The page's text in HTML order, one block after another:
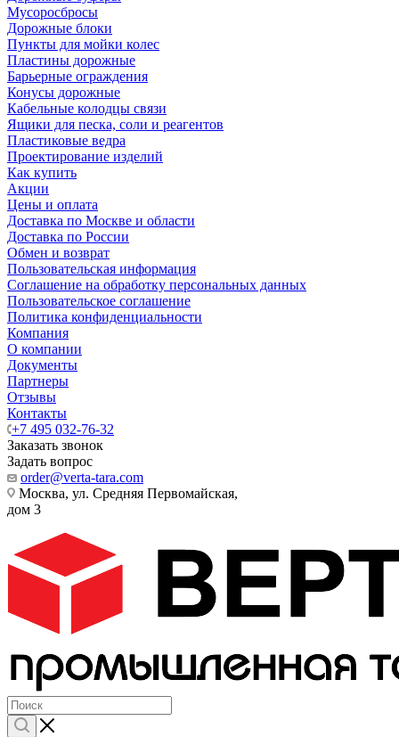
Мусоросбросы
Дорожные блоки
Пункты для мойки колес
Пластины дорожные
Барьерные ограждения
Конусы дорожные
Кабельные колодцы связи
Ящики для песка, соли и реагентов
Пластиковые ведра
Проектирование изделий
Как купить
Акции
Цены и оплата
Доставка по Москве и области
Доставка по России
Обмен и возврат
Пользовательская информация
Соглашение на обработку персональных данных
Пользовательское соглашение
Политика конфиденциальности
Компания
О компании
Документы
Партнеры
Отзывы
Контакты
+7 495 032-76-32
Заказать звонок
Задать вопрос
order@verta-tara.com
Москва, ул. Средняя Первомайская,
дом 3